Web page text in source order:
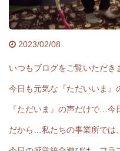
2023/02/08
いつもブログをご覧いただき
今日も元気な『ただいいま』
『ただいま』の声だけで…今
だから…私たちの事業所では